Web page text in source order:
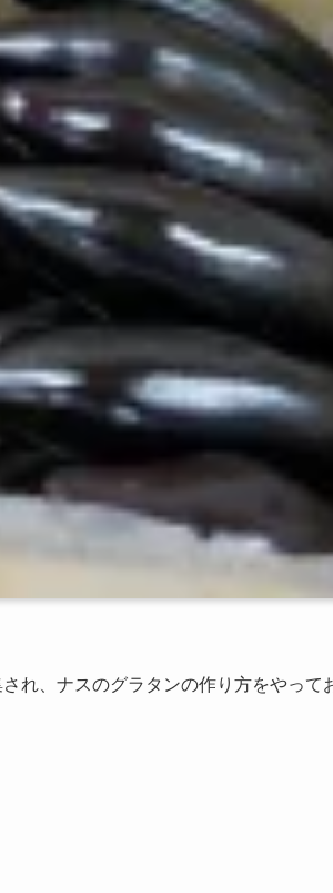
れ、ナスのグラタンの作り方をやって